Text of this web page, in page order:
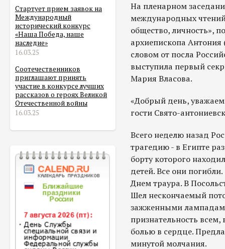
Стартует прием заявок на
Международный
исторический конкурс
«Наша Победа, наше
наследие»
16.03.25
Соотечественников
приглашают принять
участие в конкурсе лучших
рассказов о героях Великой
Отечественной войны
16.03.25
На пленарном
международных
общество, личность»,
архиепископа
словом от посла
выступила первый
Мария Власова.
«Добрый день,
гости Свято-
Всего неделю назад
трагедию - в Египте
борту которого
детей. Все они
Днем траура. В
Шел нескончаемый
зажженными
признательность
болью в сердце.
минутой молчания.